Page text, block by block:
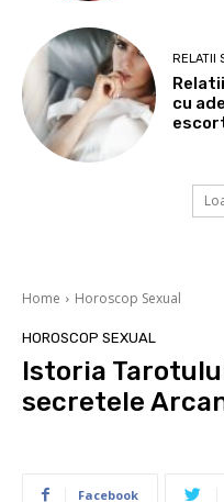
RELATII
cu